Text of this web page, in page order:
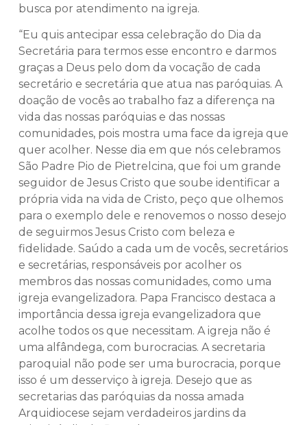
busca por atendimento na igreja.
“Eu quis antecipar essa celebração do Dia da
Secretária para termos esse encontro e darmos
graças a Deus pelo dom da vocação de cada
secretário e secretária que atua nas paróquias. A
doação de vocês ao trabalho faz a diferença na
vida das nossas paróquias e das nossas
comunidades, pois mostra uma face da igreja que
quer acolher. Nesse dia em que nós celebramos
São Padre Pio de Pietrelcina, que foi um grande
seguidor de Jesus Cristo que soube identificar a
própria vida na vida de Cristo, peço que olhemos
para o exemplo dele e renovemos o nosso desejo
de seguirmos Jesus Cristo com beleza e
fidelidade. Saúdo a cada um de vocês, secretários
e secretárias, responsáveis por acolher os
membros das nossas comunidades, como uma
igreja evangelizadora. Papa Francisco destaca a
importância dessa igreja evangelizadora que
acolhe todos os que necessitam. A igreja não é
uma alfândega, com burocracias. A secretaria
paroquial não pode ser uma burocracia, porque
isso é um desserviço à igreja. Desejo que as
secretarias das paróquias da nossa amada
Arquidiocese sejam verdadeiros jardins da